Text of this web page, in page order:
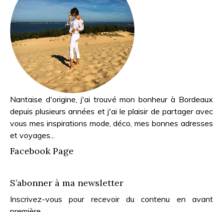
Nantaise d'origine, j'ai trouvé mon bonheur à Bordeaux
depuis plusieurs années et j'ai le plaisir de partager avec
vous mes inspirations mode, déco, mes bonnes adresses
et voyages...
Facebook Page
S’abonner à ma newsletter
Inscrivez-vous pour recevoir du contenu en avant